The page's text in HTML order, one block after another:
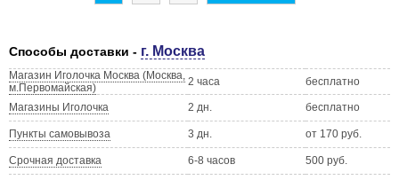
Способы доставки - г. Москва
Магазин Иголочка Москва (Москва,
м.Первомайская)
2 часа бесплатно
Магазины Иголочка 2 дн. бесплатно
Пункты самовывоза 3 дн. от 170 руб.
Срочная доставка 6-8 часов 500 руб.